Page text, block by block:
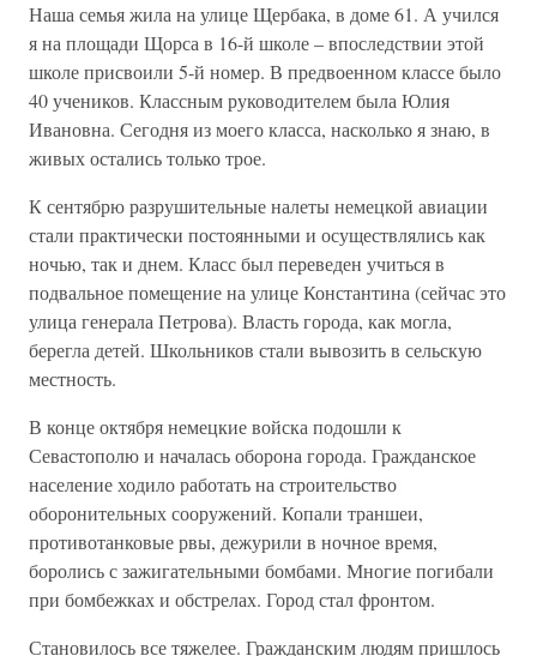
Наша семья жила на улице Щербака, в доме 61. А учился
я на площади Щорса в 16-й школе – впоследствии этой
школе присвоили 5-й номер. В предвоенном классе было
40 учеников. Классным руководителем была Юлия
Ивановна. Сегодня из моего класса, насколько я знаю, в
живых остались только трое.
К сентябрю разрушительные налеты немецкой авиации
стали практически постоянными и осуществлялись как
ночью, так и днем. Класс был переведен учиться в
подвальное помещение на улице Константина (сейчас это
улица генерала Петрова). Власть города, как могла,
берегла детей. Школьников стали вывозить в сельскую
местность.
В конце октября немецкие войска подошли к
Севастополю и началась оборона города. Гражданское
население ходило работать на строительство
оборонительных сооружений. Копали траншеи,
противотанковые рвы, дежурили в ночное время,
боролись с зажигательными бомбами. Многие погибали
при бомбежках и обстрелах. Город стал фронтом.
Становилось все тяжелее. Гражданским людям пришлось